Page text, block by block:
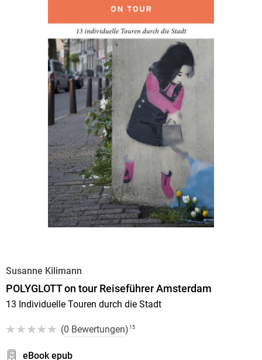
Susanne Kilimann
POLYGLOTT on tour Reiseführer Amsterdam
13 Individuelle Touren durch die Stadt
(0 Bewertungen) 15
eBook epub